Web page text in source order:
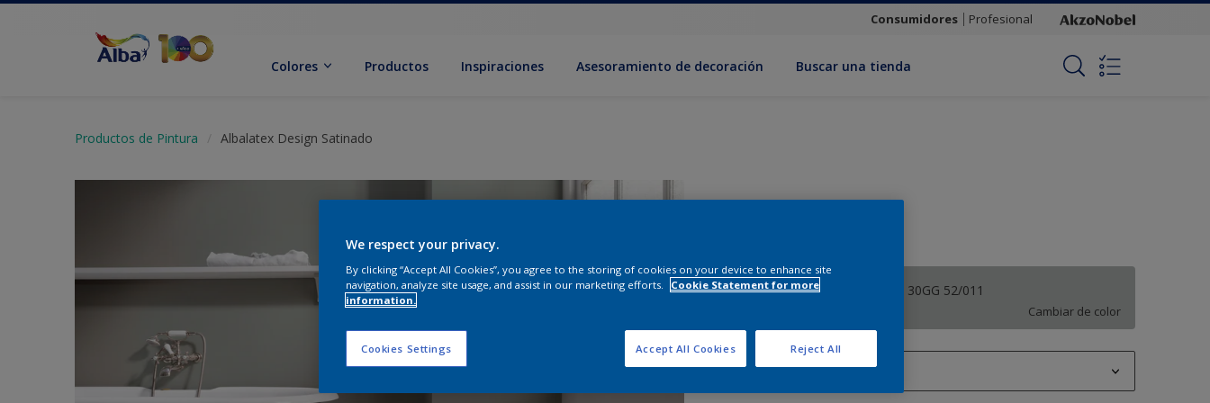
Consumidores Profesional
Colores Productos Inspiraciones Asesoramiento de decoración Buscar una tienda
Productos de Pintura Albalatex Design Satinado
Gris Escarcha - 30GG 52/011
Cambiar de color
900ML
We respect your privacy.
By clicking “Accept All Cookies”, you agree to the storing of cookies on your device to enhance site
navigation, analyze site usage, and assist in our marketing efforts.
Cookie Statement for more
information.
Cookies Settings Reject All
Accept All Cookies